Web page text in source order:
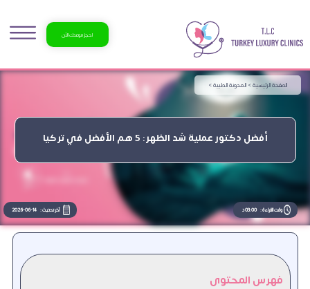
احجز موعدك الآن
أفضل دكتور عملية شد الظهر: 5 هم الأفضل في تركيا
الصفحة الرئيسية >المدونة الطبية >
وقت القراءة : 03:00 د آخر تحديث : 2026-06-14
فهرس المحتوى